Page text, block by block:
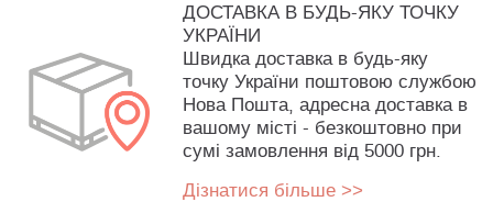
ДОСТАВКА В БУДЬ-ЯКУ ТОЧКУ
УКРАЇНИ
Швидка доставка в будь-яку
точку України поштовою службою
Нова Пошта, адресна доставка в
вашому місті - безкоштовно при
сумі замовлення від 5000 грн.
Дізнатися більше >>